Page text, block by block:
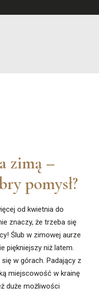
zimą –
pomysł?
od kwietnia do
znaczy, że trzeba się
Ślub w zimowej aurze
piękniejszy niż latem.
w górach. Padający z
miejscowość w krainę
duże możliwości